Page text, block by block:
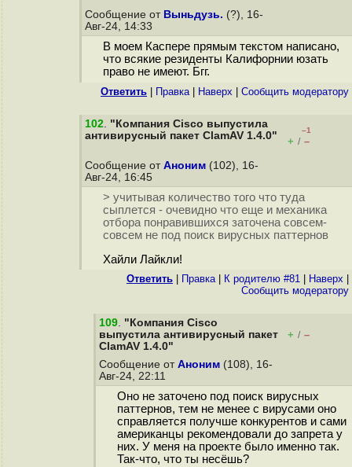
Сообщение от Выньдузь. (?), 16-
Авг-24, 14:33
В моем Каспере прямым текстом написано,
что всякие резиденты Калифорнии юзать
право не имеют. Бгг.
Ответить Правка| Наверх Cообщить модератору
102. "Компания Cisco выпустила
антивирусный пакет ClamAV 1.4.0"
–1
+ / –
Сообщение от Аноним (102), 16-
Авг-24, 16:45
> учитывая количество того что туда
сыплется - очевидно что еще и механика
отбора понравившихся заточена совсем-
совсем не под поиск вирусных паттернов
Хайли Лайкли!
Ответить Правка| К родителю #81 Наверх
Cообщить модератору
109. "Компания Cisco
выпустила антивирусный пакет
ClamAV 1.4.0"
+ / –
Сообщение от Аноним (108), 16-
Авг-24, 22:11
Оно не заточено под поиск вирусных
паттернов, тем не менее с вирусами оно
справляется получше конкурентов и сами
американцы рекомендовали до запрета у
них. У меня на проекте было именно так.
Так-что, что ты несёшь?